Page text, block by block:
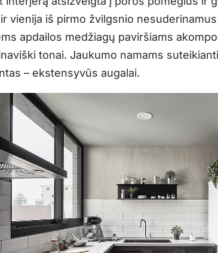
vienija iš pirmo žvilgsnio
apdailos medžiagų paviršiams
tonai. Jaukumo namams
– ekstensyvūs augalai.